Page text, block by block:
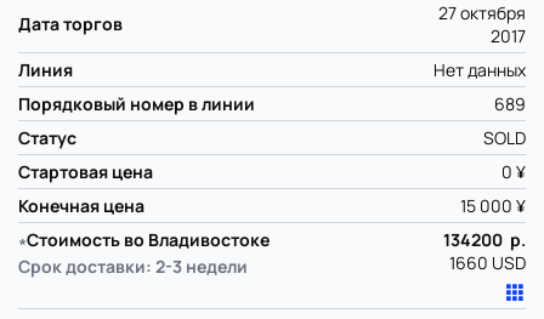
Дата торгов
27 октября
2017
Линия
Нет данных
Порядковый номер в линии
689
Статус
SOLD
Стартовая цена
0 ¥
Конечная цена
15 000 ¥
∗Стоимость во Владивостоке
Срок доставки: 2-3 недели
134200 р.
1660 USD